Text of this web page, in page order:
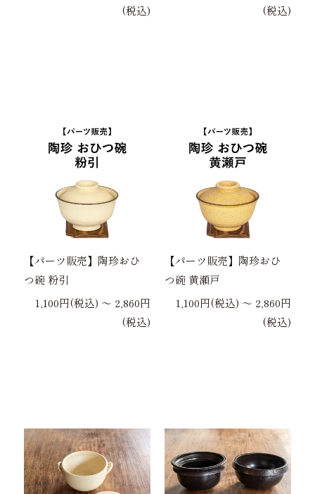
(税込)
(税込)
【パーツ販売】陶珍おひ
つ碗 粉引
1,100円(税込) 〜 2,860円
(税込)
【パーツ販売】陶珍おひ
つ碗 黄瀬戸
1,100円(税込) 〜 2,860円
(税込)